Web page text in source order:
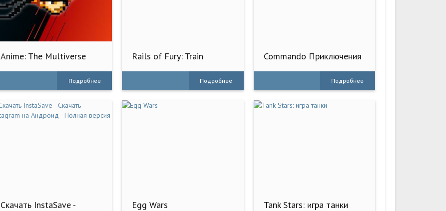
Anime: The Multiverse
Подробнее
Rails of Fury: Train
Подробнее
Commando Приключения
Подробнее
Скачать InstaSave ­-
Egg Wars Tank Stars: игра танки